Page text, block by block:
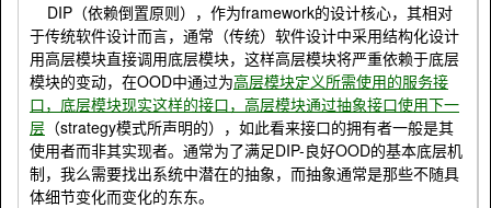
DIP （依赖倒置原则），作为framework的设计核心，其相对
于传统软件设计而言，通常（传统）软件设计中采用结构化设计
用高层模块直接调用底层模块，这样高层模块将严重依赖于底层
模块的变动，在OOD中通过为高层模块定义所需使用的服务接
口，底层模块现实这样的接口，高层模块通过抽象接口使用下一
层 （strategy模式所声明的），如此看来接口的拥有者一般是其
使用者而非其实现者。通常为了满足DIP-良好OOD的基本底层机
制，我么需要找出系统中潜在的抽象，而抽象通常是那些不随具
体细节变化而变化的东东。